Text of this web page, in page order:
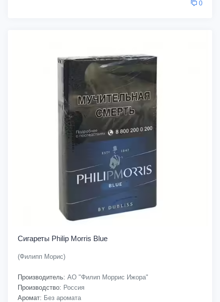
0
Сигареты Philip Morris Blue
(Филипп Морис)
Производитель: АО "Филип Моррис Ижора"
Производство: Россия
Аромат: Без аромата